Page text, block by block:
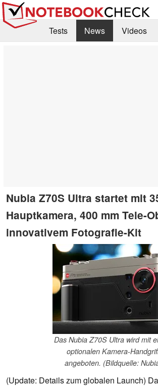
Tests News
Videos
Nubia Z70S Ultra startet mit
Hauptkamera, 400 mm Tele-
innovativem Fotografie-Kit
Das Nubia Z70S Ultra wird mit
optionalen Kamera-
angeboten. (Bildquelle:
(Update: Details zum globalen Launch)